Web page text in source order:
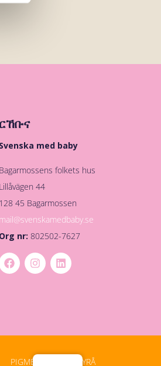
ርኸቡና
Svenska med baby
Bagarmossens folkets hus
Lillåvägen 44
128 45 Bagarmossen
mail@svenskamedbaby.se
Org nr: 802502-7627
PIGMENT DIGITALBYRÅ